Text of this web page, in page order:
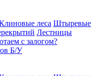
леса Штыревые
Лестницы
с залогом?
Б/У